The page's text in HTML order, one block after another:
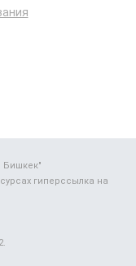
Бишкек"
гиперссылка на